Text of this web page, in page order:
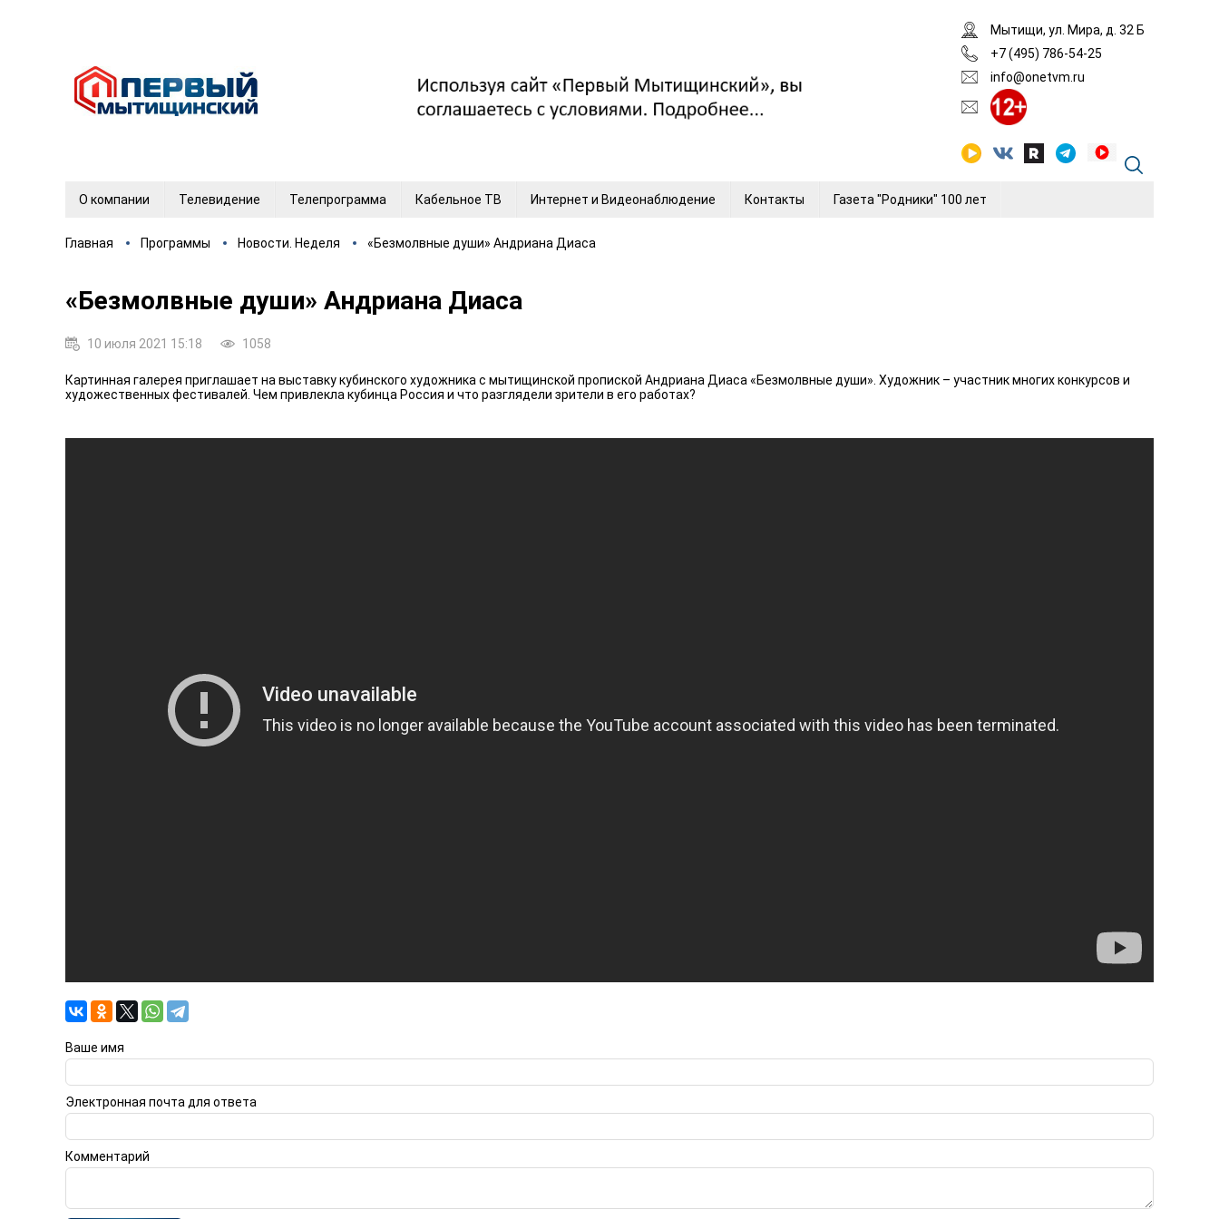
Мытищи, ул. Мира, д. 32 Б
+7 (495) 786-54-25
info@onetvm.ru
О компании Телевидение Телепрограмма Кабельное ТВ Интернет и Видеонаблюдение Контакты Газета "Родники" 100 лет
Главная Программы Новости. Неделя «Безмолвные души» Андриана Диаса
«Безмолвные души» Андриана Диаса
10 июля 2021 15:18 1058
Картинная галерея приглашает на выставку кубинского художника с мытищинской пропиской Андриана Диаса «Безмолвные души». Художник – участник многих конкурсов и
художественных фестивалей. Чем привлекла кубинца Россия и что разглядели зрители в его работах?
Ваше имя
Электронная почта для ответа
Комментарий